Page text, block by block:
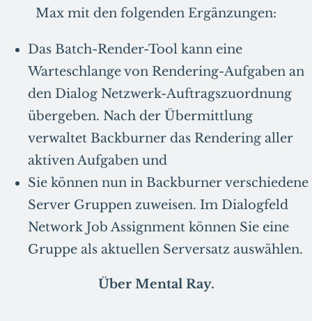
Max mit den folgenden Ergänzungen:
Das Batch-Render-Tool kann eine
Warteschlange von Rendering-Aufgaben an
den Dialog Netzwerk-Auftragszuordnung
übergeben. Nach der Übermittlung
verwaltet Backburner das Rendering aller
aktiven Aufgaben und
Sie können nun in Backburner verschiedene
Server Gruppen zuweisen. Im Dialogfeld
Network Job Assignment können Sie eine
Gruppe als aktuellen Serversatz auswählen.
Über Mental Ray.